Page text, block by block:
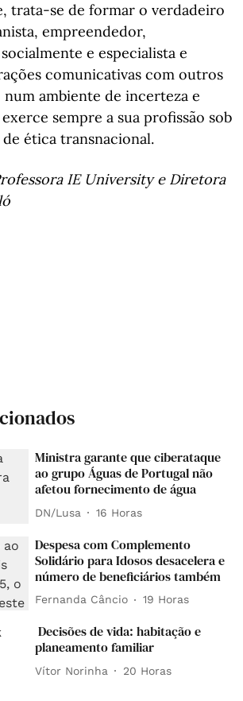
trata-se de formar o verdadeiro
empreendedor,
e especialista e
comunicativas com outros
num ambiente de incerteza e
sempre a sua profissão sob
ética transnacional.
IE University e Diretora
Ministra garante que ciberataque
ao grupo Águas de Portugal não
afetou fornecimento de água
DN/Lusa 16 Horas
Despesa com Complemento
Solidário para Idosos desacelera e
número de beneficiários também
Fernanda Câncio 19 Horas
Decisões de vida: habitação e
planeamento familiar
Vítor Norinha 20 Horas